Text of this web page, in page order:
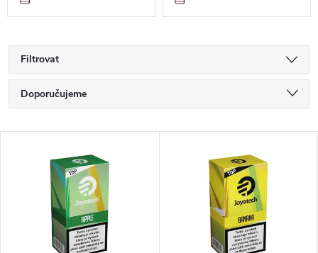
Filtrovat
Ř
a
Doporučujeme
Nejprodávanější
Abecedně